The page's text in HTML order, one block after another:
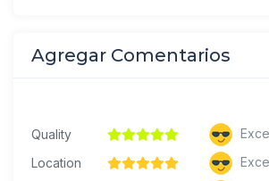
Agregar Comentarios
Quality
Location